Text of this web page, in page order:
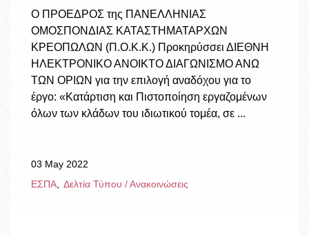
Ο ΠΡΟΕΔΡΟΣ της ΠΑΝΕΛΛΗΝΙΑΣ
ΟΜΟΣΠΟΝΔΙΑΣ ΚΑΤΑΣΤΗΜΑΤΑΡΧΩΝ
ΚΡΕΟΠΩΛΩΝ (Π.Ο.Κ.Κ.) Προκηρύσσει ΔΙΕΘΝΗ
ΗΛΕΚΤΡΟΝΙΚΟ ΑΝΟΙΚΤΟ ΔΙΑΓΩΝΙΣΜΟ ΑΝΩ
ΤΩΝ ΟΡΙΩΝ για την επιλογή αναδόχου για το
έργο: «Κατάρτιση και Πιστοποίηση εργαζομένων
όλων των κλάδων του ιδιωτικού τομέα, σε ...
03 May 2022
ΕΣΠΑ
Δελτία Τύπου / Ανακοινώσεις